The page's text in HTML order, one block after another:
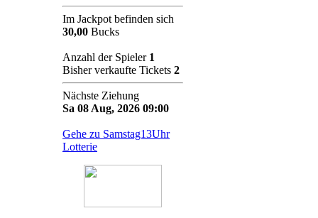
Im Jackpot befinden sich
30,00 Bucks
Anzahl der Spieler 1
Bisher verkaufte Tickets 2
Nächste Ziehung
Sa 08 Aug, 2026 09:00
Gehe zu Samstag13Uhr
Lotterie